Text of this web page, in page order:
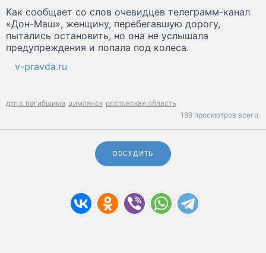
Как сообщает со слов очевидцев телеграмм-канал
«Дон-Маш», женщину, перебегавшую дорогу,
пытались остановить, но она не услышала
предупреждения и попала под колеса.
v-pravda.ru
дтп с погибшими цимлянск ростовская область
189 просмотров всего.
ОБСУДИТЬ